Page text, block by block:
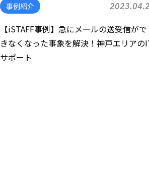
事例紹介
【iSTAFF事例】急にメールの送受信がで
きなくなった事象を解決！神戸エリアの
サポート